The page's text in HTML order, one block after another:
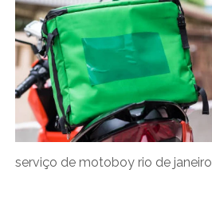
serviço de motoboy rio de janeiro